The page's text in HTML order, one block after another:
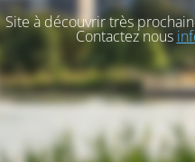
Site à découvrir très
Contactez nous